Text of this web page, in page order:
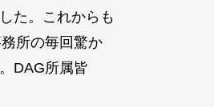
た。これからも
所の毎回驚か
DAG所属皆